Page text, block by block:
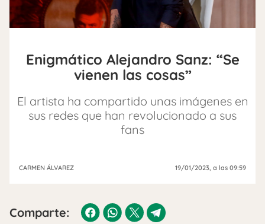
Enigmático Alejandro Sanz: “Se
vienen las cosas”
El artista ha compartido unas imágenes en
sus redes que han revolucionado a sus
fans
CARMEN ÁLVAREZ 19/01/2023, a las 09:59
Comparte: